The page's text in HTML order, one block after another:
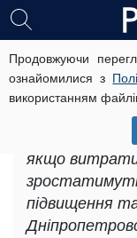
Продовжуючи
ознайомилися з
використанням
послуги в
області: що
Подальші
якщо витрати
підвищення